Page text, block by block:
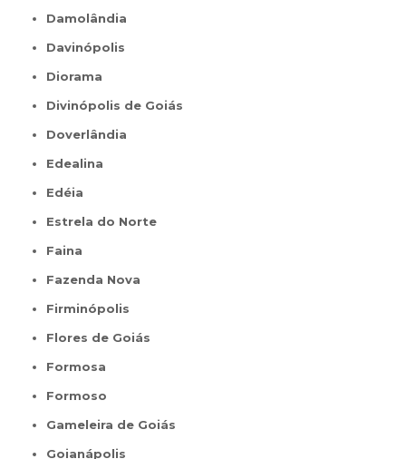
Damolândia
Davinópolis
Diorama
Divinópolis de Goiás
Doverlândia
Edealina
Edéia
Estrela do Norte
Faina
Fazenda Nova
Firminópolis
Flores de Goiás
Formosa
Formoso
Gameleira de Goiás
Goianápolis